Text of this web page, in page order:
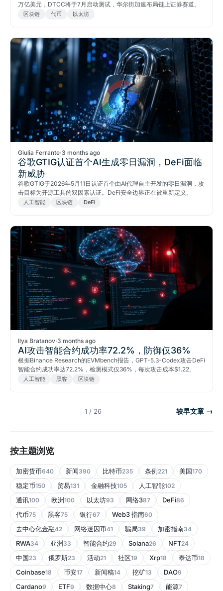
万亿美元，DTCC将于7月启动测试，华尔街加速布局链上证券赛道。
区块链 代币 以太坊
Giulia Ferrante·3 months ago
谷歌GTIG认证首个AI生成零日漏洞，DeFi面临
新威胁
谷歌GTIG于2026年5月11日认证首个由AI代理自主开发的零日漏洞，攻
击目标为开源工具的双因素认证。DeFi安全边界正在被重新定义。
人工智能 区块链 DeFi
Ilya Bratanov·3 months ago
AI攻击智能合约成功率72.2%，防御仅36%
根据Binance Research的EVMbench报告，GPT-5.3-Codex攻击DeFi
智能合约成功率达72.2%，检测模式仅36%，每次攻击成本$1.22。
人工智能 黑客 区块链
1 / 26 较早文章 →
按主题浏览
加密货币640 新闻390 比特币235 条例221 美国170
稳定币150 贸易131 金融科技105 人工智能102
通讯100 欧洲100 以太坊93 网络387 DeFi86
代币75 黑客75 银行67 Web3 指南60
去中心化金融42 网络迷因币41 骗局39 加密指南34
RWA34 亚洲33 智能合约29 Solana26 NFT24
中国23 俄罗斯23 活动21 社区19 Xrp18 泰达币18
Coinbase18 币安17 新闻稿14 挖矿13 DAO9
Cardano9 ETF9 数据中心8 Staking7 能源7